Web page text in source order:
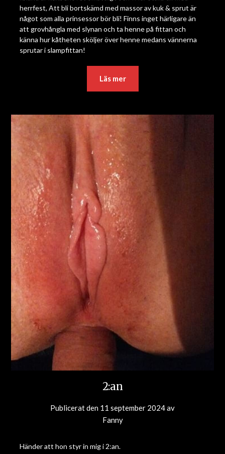
herrfest, Att bli bortskämd med massor av kuk & sprut är
något som alla prinsessor bör bli! Finns inget härligare än
att grovhångla med slynan och ta henne på fittan och
känna hur kåtheten sköljer över henne medans vännerna
sprutar i slampfittan!
Läs mer
2:an
Publicerat den 11 september 2024av
Fanny
Händer att hon styr in mig i 2:an.